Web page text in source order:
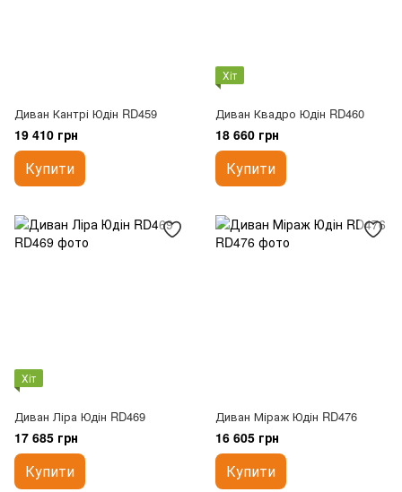
Диван Кантрі Юдін RD459
19 410 грн
Купити
Хіт
Диван Квадро Юдін RD460
18 660 грн
Купити
Хіт
Диван Ліра Юдін RD469
17 685 грн
Купити
Диван Міраж Юдін RD476
16 605 грн
Купити